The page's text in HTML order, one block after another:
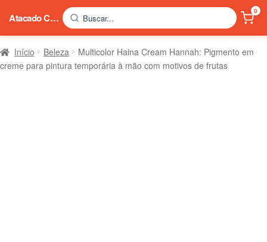
Início Beleza
Multicolor Haina Cream Hannah: Pigmento em
creme para pintura temporária à mão com motivos de frutas
Atacado China Buscar...
0